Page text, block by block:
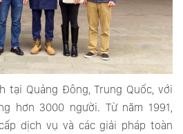
tại Quảng Đông, Trung Quốc, với
hơn 3000 người. Từ năm 1991,
dịch vụ và các giải pháp toàn